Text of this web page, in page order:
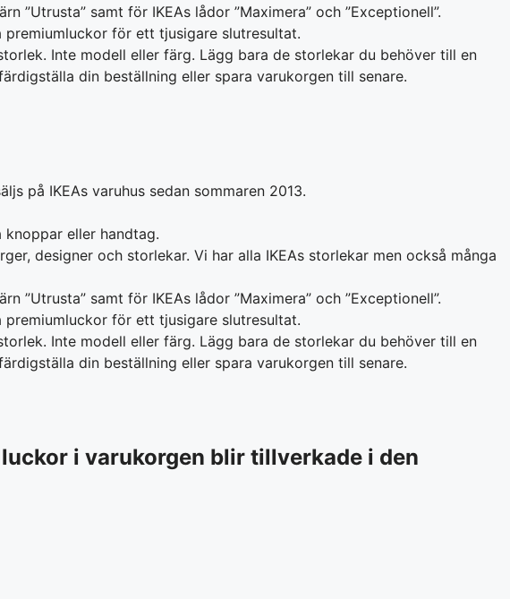
samt för IKEAs lådor ”Maximera” och ”Exceptionell”.
för ett tjusigare slutresultat.
Inte modell eller färg. Lägg bara de storlekar du behöver till en
din beställning eller spara varukorgen till senare.
på IKEAs varuhus sedan sommaren 2013.
eller handtag.
designer och storlekar. Vi har alla IKEAs storlekar men också många
samt för IKEAs lådor ”Maximera” och ”Exceptionell”.
för ett tjusigare slutresultat.
Inte modell eller färg. Lägg bara de storlekar du behöver till en
din beställning eller spara varukorgen till senare.
i varukorgen blir tillverkade i den